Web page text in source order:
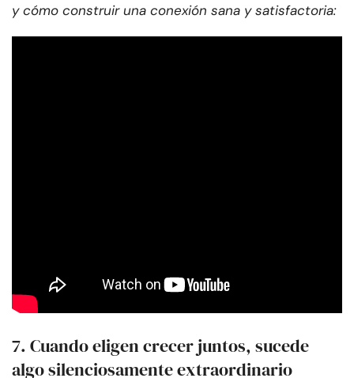
y cómo construir una conexión sana y satisfactoria:
7. Cuando eligen crecer juntos, sucede
algo silenciosamente extraordinario